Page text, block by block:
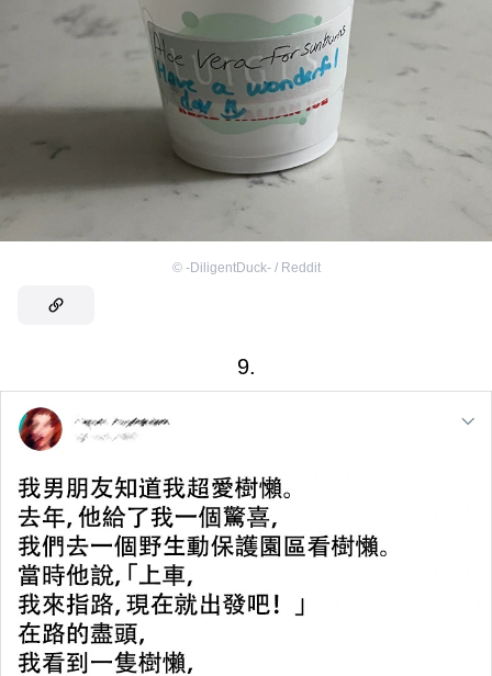
© -DiligentDuck- / Reddit
9.